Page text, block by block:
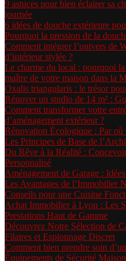
9 astuces pour bien éclairer sa
journée
6 idées de douche extérieure
Pourquoi la pression de la
Comment intégrer l’univers de
d’intérieur stylée ?
Le charme du local : pourquoi la
maître de votre maison dans la
Oxalis triangularis : le trésor
Rénover un studio de 14 m² :
Comment transformer votre
d’aménagement extérieur ?
Rénovation Écologique : Par où
Les Principes de Base de
Du Rêve à la Réalité :
Personnalisé
Aménagement de Garage :
Les Avantages de l’Immobilier
Conseils pour une Cuisine
Achat Immobilier à Lyon : Les
Prestations Haut de Gamme
Découvrez Notre Sélection de
Filaires et Espionnage Discret
Comment bien prendre soin
Équipements de Sécurité